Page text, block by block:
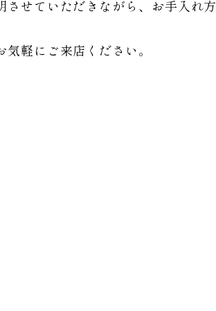
せていただきながら、お手入れ方
軽にご来店ください。